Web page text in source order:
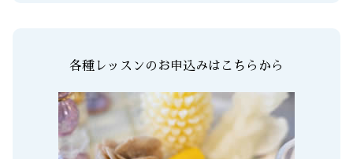
各種レッスンのお申込みはこちらから